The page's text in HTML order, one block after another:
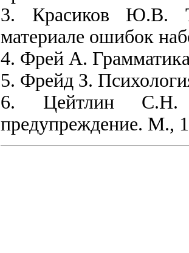
3. Красиков Ю.В.
материале ошибок
4. Фрей А.
5. Фрейд З.
6. Цейтлин
предупреждение. М.,